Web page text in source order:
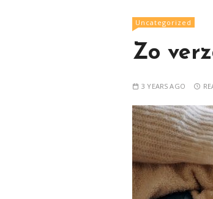
Uncategorized
Zo
3 YEARS AGO